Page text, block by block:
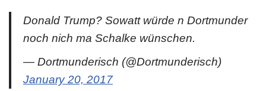
Donald Trump? Sowatt würde n Dortmunder
noch nich ma Schalke wünschen.
— Dortmunderisch (@Dortmunderisch)
January 20, 2017